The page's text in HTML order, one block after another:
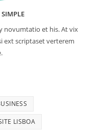
novumtatio et his. At vix
ext scriptaset verterem
LISBOA